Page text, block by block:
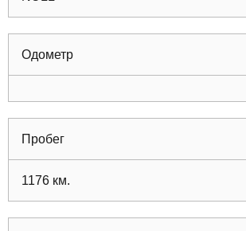
Одометр
Пробег
1176 км.